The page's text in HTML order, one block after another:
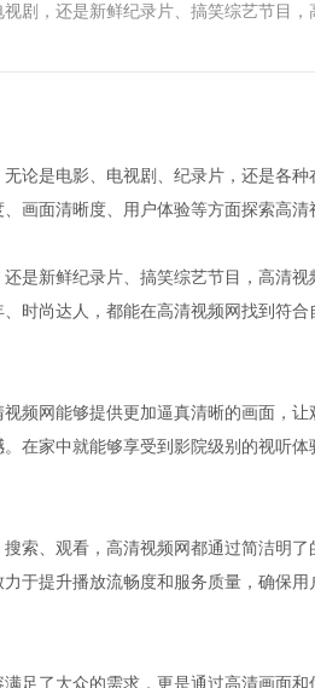
剧，还是新鲜纪录片、搞笑综艺节目，
论是电影、电视剧、纪录片，还是各种
画面清晰度、用户体验等方面探索高清
是新鲜纪录片、搞笑综艺节目，高清视
时尚达人，都能在高清视频网找到符合
频网能够提供更加逼真清晰的画面，让
在家中就能够享受到影院级别的视听体
索、观看，高清视频网都通过简洁明了
于提升播放流畅度和服务质量，确保用
足了大众的需求，更是通过高清画面和